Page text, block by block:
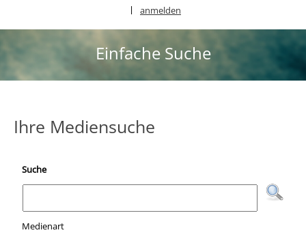
anmelden
Einfache Suche
Ihre Mediensuche
Suche
Medienart